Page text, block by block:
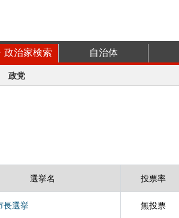
政治家検索 自治体
政党
選挙名 投票率
長選挙 無投票